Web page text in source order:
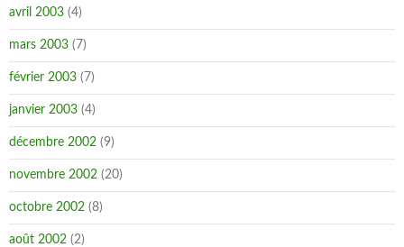
avril 2003 (4)
mars 2003 (7)
février 2003 (7)
janvier 2003 (4)
décembre 2002 (9)
novembre 2002 (20)
octobre 2002 (8)
août 2002 (2)